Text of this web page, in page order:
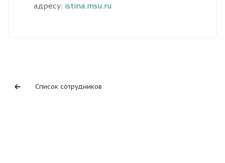
адресу: istina.msu.ru
Список сотрудников